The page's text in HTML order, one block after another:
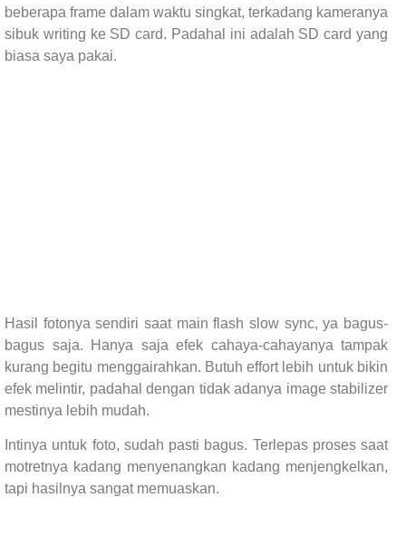
beberapa frame dalam waktu singkat, terkadang kameranya
sibuk writing ke SD card. Padahal ini adalah SD card yang
biasa saya pakai.
Hasil fotonya sendiri saat main flash slow sync, ya bagus-
bagus saja. Hanya saja efek cahaya-cahayanya tampak
kurang begitu menggairahkan. Butuh effort lebih untuk bikin
efek melintir, padahal dengan tidak adanya image stabilizer
mestinya lebih mudah.
Intinya untuk foto, sudah pasti bagus. Terlepas proses saat
motretnya kadang menyenangkan kadang menjengkelkan,
tapi hasilnya sangat memuaskan.